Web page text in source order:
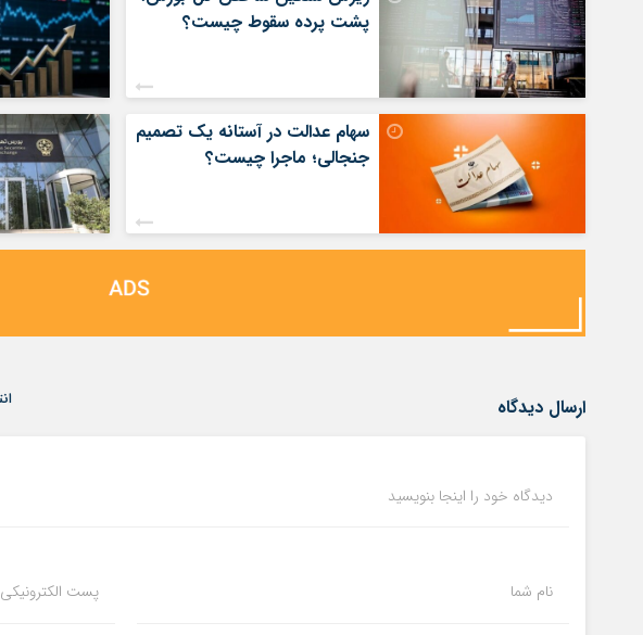
پشت پرده سقوط چیست؟
سهام عدالت در آستانه یک تصمیم
جنجالی؛ ماجرا چیست؟
ارسال دیدگاه
دیدگاه خود را اینجا بنویسید
نام شما پست الکترونیکی